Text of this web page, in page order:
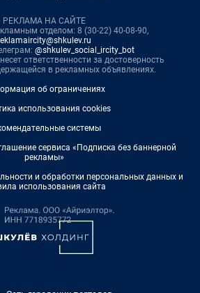
РЕКЛАМА НА САЙТЕ
отделом: 8 (30-22) 40-08-90,
@shkulev_social_ircity_bot
ответственности за достоверность
в рекламных объявлениях.
об ограничениях
использования cookies
системы
сервиса «Подписка без баннерной
рекламы»
и обработки персональных данных и
использования сайта